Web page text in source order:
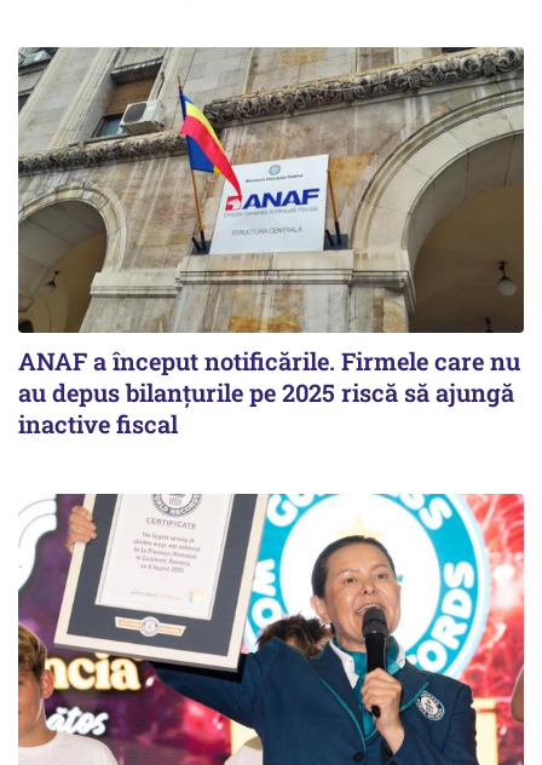
ANAF a început notificările. Firmele care nu
au depus bilanțurile pe 2025 riscă să ajungă
inactive fiscal